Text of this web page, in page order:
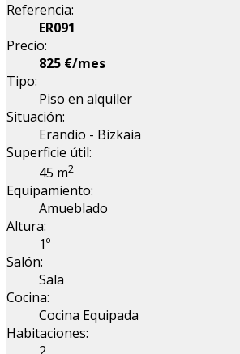
Referencia:
ER091
Precio:
825 €/mes
Tipo:
Piso en alquiler
Situación:
Erandio - Bizkaia
Superficie útil:
45 m2
Equipamiento:
Amueblado
Altura:
1º
Salón:
Sala
Cocina:
Cocina Equipada
Habitaciones: